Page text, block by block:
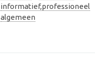
informatief,professioneel
algemeen